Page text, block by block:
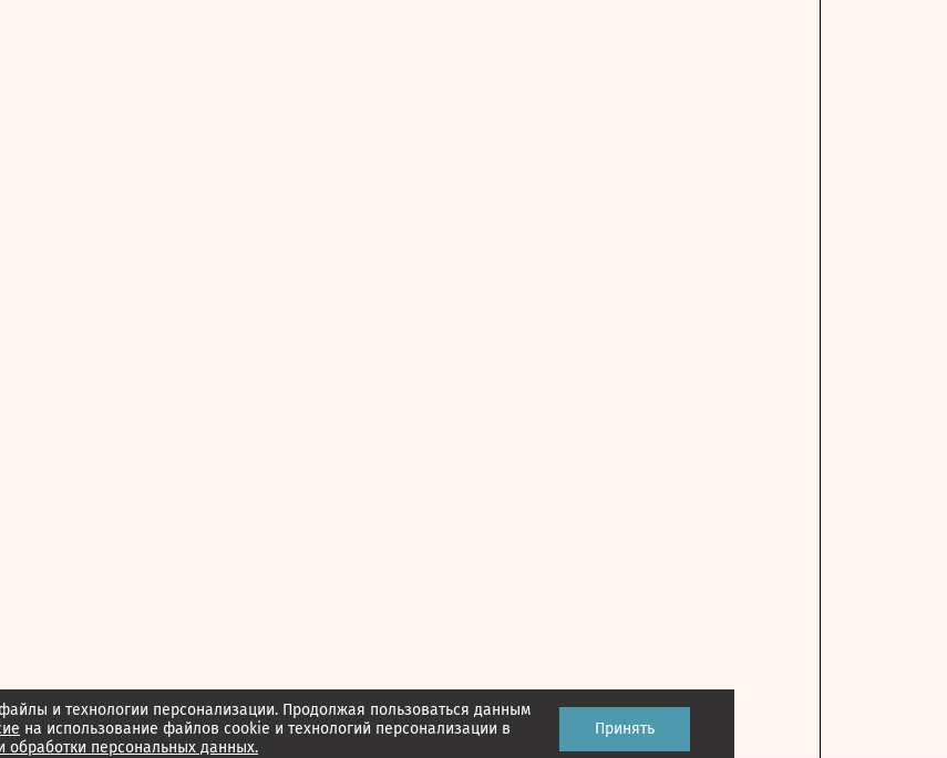
и технологии персонализации. Продолжая пользоваться данным
на использование файлов cookie и технологий персонализации в
обработки персональных данных.
Принять